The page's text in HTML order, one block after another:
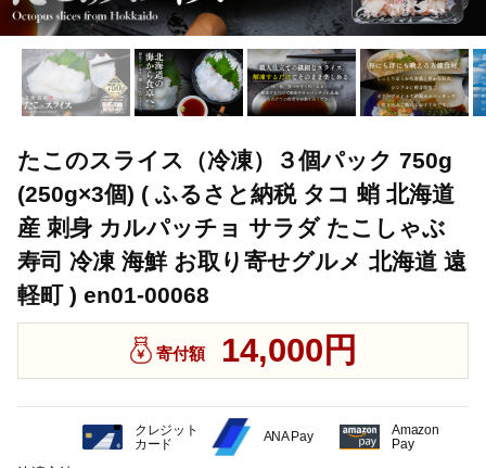
たこのスライス（冷凍）３個パック 750g
(250g×3個) ( ふるさと納税 タコ 蛸 北海道
産 刺身 カルパッチョ サラダ たこしゃぶ
寿司 冷凍 海鮮 お取り寄せグルメ 北海道 遠
軽町 ) en01-00068
寄付額 14,000円
クレジット
カード
ANA Pay
Amazon
Pay